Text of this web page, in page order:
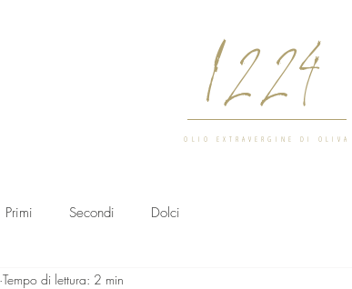
1224
OLIO EXTRAVERGINE DI OLIVA
Primi Secondi Dolci
Tempo di lettura: 2 min